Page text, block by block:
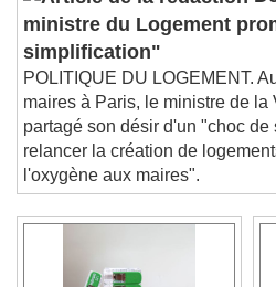
ministre du Logement
simplification"
POLITIQUE DU LOGEMENT.
maires à Paris, le ministre de la
partagé son désir d'un "choc de
relancer la création de
l'oxygène aux maires".